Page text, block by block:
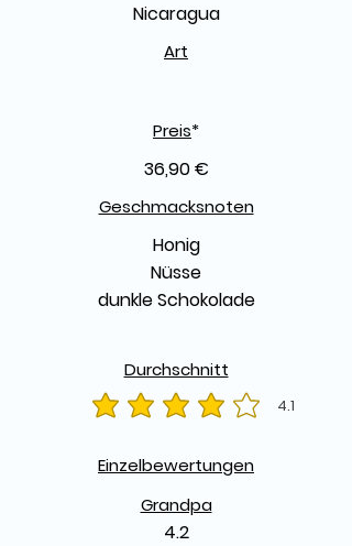
Nicaragua
Art
Preis*
36,90 €
Geschmacksnoten
Honig
Nüsse
dunkle Schokolade
Durchschnitt
4.1
durchschnittliches Rating ist 4.1 von 5
Einzelbewertungen
Grandpa
4.2